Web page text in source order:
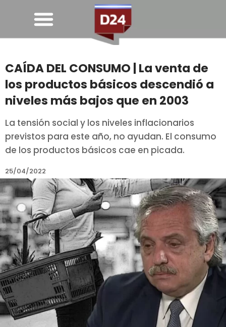
CAÍDA DEL CONSUMO | La venta de
los productos básicos descendió a
niveles más bajos que en 2003
La tensión social y los niveles inflacionarios
previstos para este año, no ayudan. El consumo
de los productos básicos cae en picada.
25/04/2022